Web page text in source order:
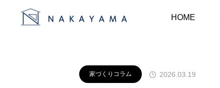
HOME
お知らせ 家づくりコラム
家づくりコラム 2026.03.19